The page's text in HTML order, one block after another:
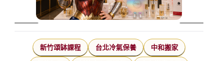
新竹頌缽課程 台北冷氣保養 中和搬家